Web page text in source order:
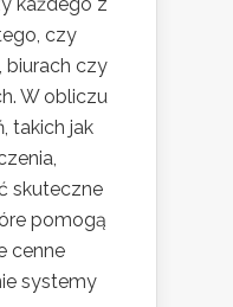
czy
biurach czy
W obliczu
takich jak
skuteczne
pomogą
cenne
systemy